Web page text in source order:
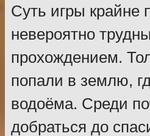
Суть игры крайне
невероятно
прохождением.
попали в землю,
водоёма. Среди
добраться до